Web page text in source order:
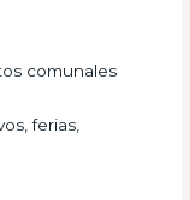
comunales
ferias,